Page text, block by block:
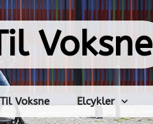
Voksne
Voksne Elcykler